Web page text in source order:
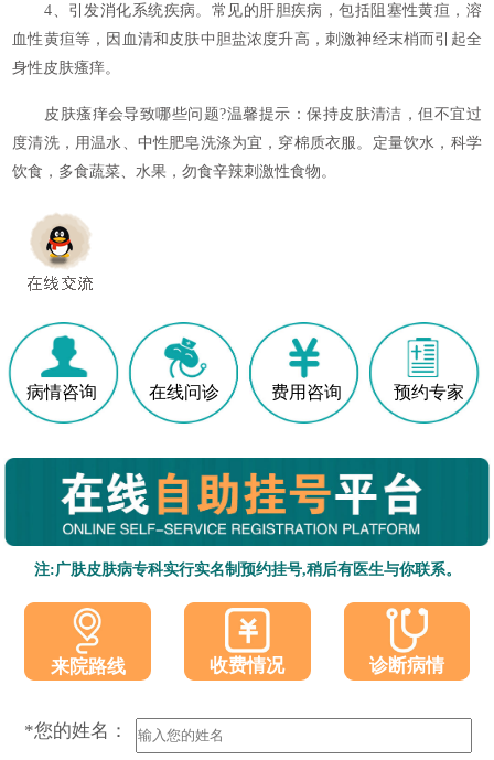
4、引发消化系统疾病。常见的肝胆疾病，包括阻塞性黄疸，溶
血性黄疸等，因血清和皮肤中胆盐浓度升高，刺激神经末梢而引起全
身性皮肤瘙痒。
皮肤瘙痒会导致哪些问题?温馨提示：保持皮肤清洁，但不宜过
度清洗，用温水、中性肥皂洗涤为宜，穿棉质衣服。定量饮水，科学
饮食，多食蔬菜、水果，勿食辛辣刺激性食物。
病情咨询 在线问诊 费用咨询 预约专家
注:广肤皮肤病专科实行实名制预约挂号,稍后有医生与你联系。
来院路线 收费情况 诊断病情
*您的姓名：